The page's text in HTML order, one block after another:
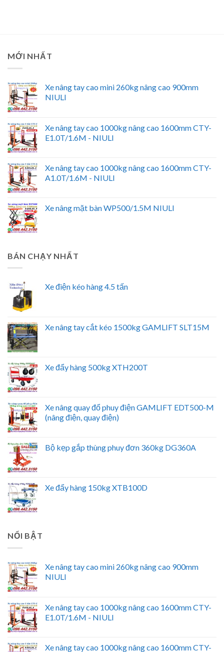
MỚI NHẤT
Xe nâng tay cao mini 260kg nâng cao 900mm
NIULI
Xe nâng tay cao 1000kg nâng cao 1600mm CTY-
E1.0T/1.6M - NIULI
Xe nâng tay cao 1000kg nâng cao 1600mm CTY-
A1.0T/1.6M - NIULI
Xe nâng mặt bàn WP500/1.5M NIULI
BÁN CHẠY NHẤT
Xe điện kéo hàng 4.5 tấn
Xe nâng tay cắt kéo 1500kg GAMLIFT SLT15M
Xe đẩy hàng 500kg XTH200T
Xe nâng quay đổ phuy điện GAMLIFT EDT500-M
(nâng điện, quay điện)
Bộ kẹp gắp thùng phuy đơn 360kg DG360A
Xe đẩy hàng 150kg XTB100D
NỔI BẬT
Xe nâng tay cao mini 260kg nâng cao 900mm
NIULI
Xe nâng tay cao 1000kg nâng cao 1600mm CTY-
E1.0T/1.6M - NIULI
Xe nâng tay cao 1000kg nâng cao 1600mm CTY-